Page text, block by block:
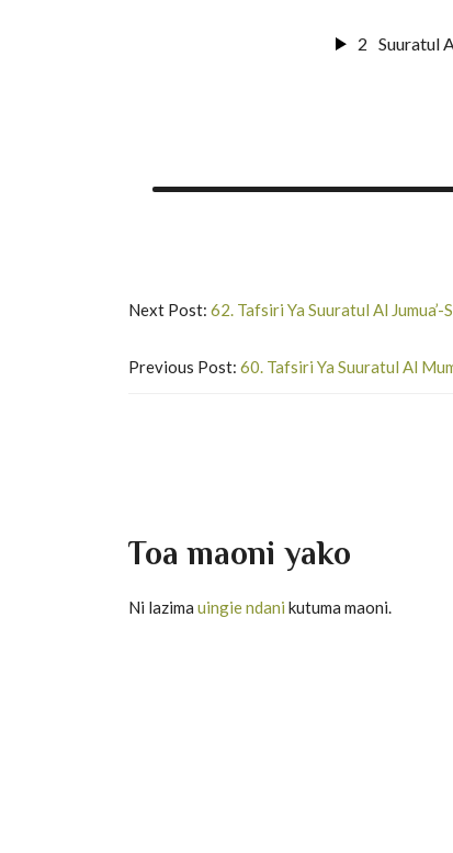
2 Suuratul
Next Post: 62. Tafsiri Ya Suuratul Al Jumua’-
Previous Post: 60. Tafsiri Ya Suuratul Al
Toa maoni yako
Ni lazima uingie ndani kutuma maoni.